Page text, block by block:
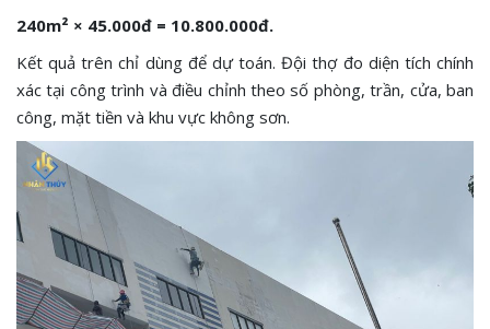
240m² × 45.000đ = 10.800.000đ.
Kết quả trên chỉ dùng để dự toán. Đội thợ đo diện tích chính
xác tại công trình và điều chỉnh theo số phòng, trần, cửa, ban
công, mặt tiền và khu vực không sơn.